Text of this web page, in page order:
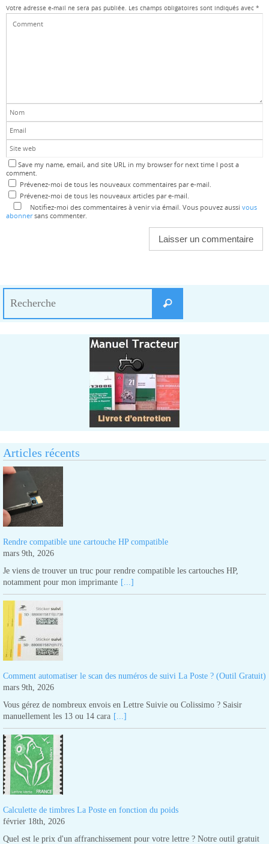
Votre adresse e-mail ne sera pas publiée. Les champs obligatoires sont indiqués avec *
Save my name, email, and site URL in my browser for next time I post a
comment.
Prévenez-moi de tous les nouveaux commentaires par e-mail.
Prévenez-moi de tous les nouveaux articles par e-mail.
Notifiez-moi des commentaires à venir via émail. Vous pouvez aussi vous
abonnersans commenter.
Recherche
Articles récents
Rendre compatible une cartouche HP compatible
mars 9th, 2026
Je viens de trouver un truc pour rendre compatible les cartouches HP,
notamment pour mon imprimante [...]
Comment automatiser le scan des numéros de suivi La Poste ? (Outil Gratuit)
mars 9th, 2026
Vous gérez de nombreux envois en Lettre Suivie ou Colissimo ? Saisir
manuellement les 13 ou 14 cara [...]
Calculette de timbres La Poste en fonction du poids
février 18th, 2026
Quel est le prix d'un affranchissement pour votre lettre ? Notre outil gratuit